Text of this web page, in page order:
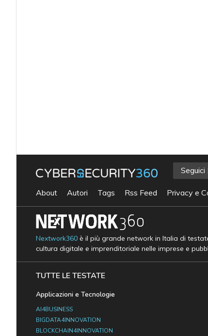
Seguici
About Autori Tags Rss Feed Privacy e
Nextwork360è il più grande network in Italia di
cultura digitale e imprenditoriale nelle imprese e
TUTTE LE TESTATE
Applicazioni e Tecnologie
AI4BUSINESS
BIGDATA4INNOVATION
BLOCKCHAIN4INNOVATION